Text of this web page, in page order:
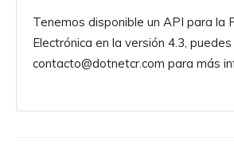
Tenemos disponible un API para la
Electrónica en la versión 4.3,
contacto@dotnetcr.com para más